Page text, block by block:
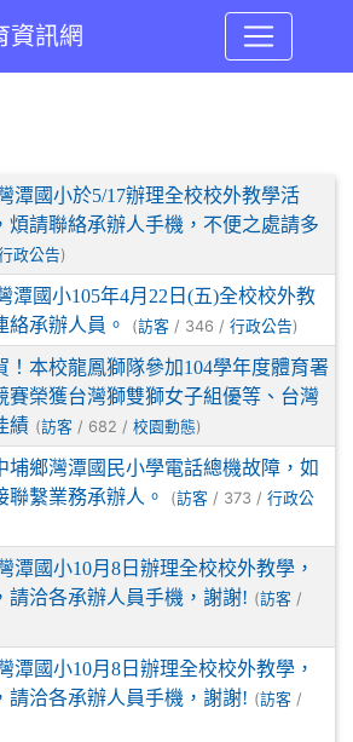
資訊網
潭國小於5/17辦理全校校外教學活
煩請聯絡承辦人手機，不便之處請多
政公告)
潭國小105年4月22日(五)全校校外教
絡承辦人員。
(訪客 / 346 / 行政公告)
！本校龍鳳獅隊參加104學年度體育署
賽榮獲台灣獅雙獅女子組優等、台灣
績 (訪客 / 682 / 校園動態)
埔鄉灣潭國民小學電話總機故障，如
聯繫業務承辦人。
(訪客 / 373 / 行政公
潭國小10月8日辦理全校校外教學，
請洽各承辦人員手機，謝謝! (訪客 /
潭國小10月8日辦理全校校外教學，
請洽各承辦人員手機，謝謝! (訪客 /